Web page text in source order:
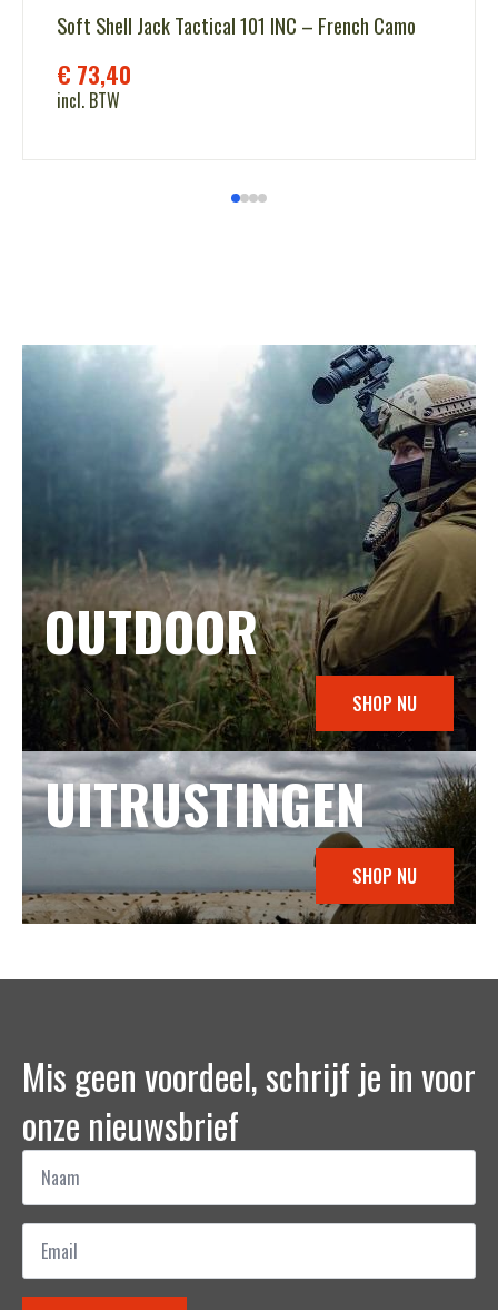
Soft Shell Jack Tactical 101 INC – French Camo
€ 73,40
incl. BTW
OUTDOOR
SHOP NU
UITRUSTINGEN
SHOP NU
Mis geen voordeel, schrijf je in voor
onze nieuwsbrief
Naam
Email